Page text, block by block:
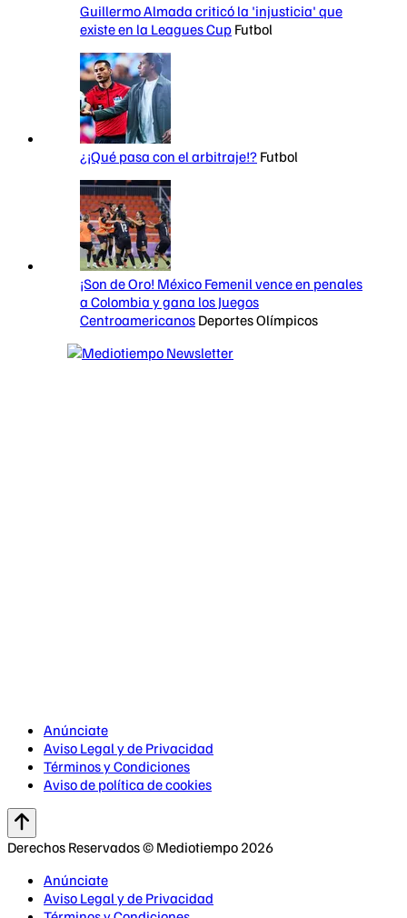
Guillermo Almada criticó la 'injusticia' que
existe en la Leagues Cup Futbol
¿¡Qué pasa con el arbitraje!? Futbol
¡Son de Oro! México Femenil vence en penales
a Colombia y gana los Juegos
Centroamericanos Deportes Olímpicos
Anúnciate
Aviso Legal y de Privacidad
Términos y Condiciones
Aviso de política de cookies
Derechos Reservados © Mediotiempo 2026
Anúnciate
Aviso Legal y de Privacidad